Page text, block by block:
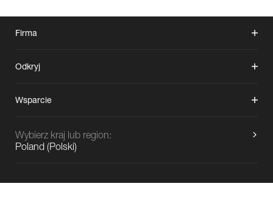
Firma
Odkryj
Wsparcie
Wybierz kraj lub region:
Poland (Polski)